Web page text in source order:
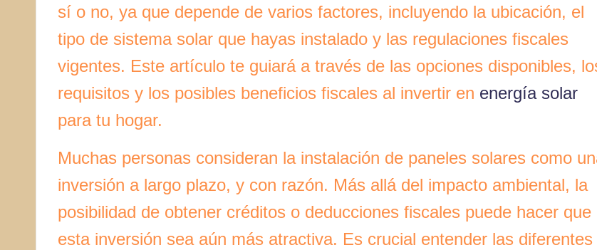
sí o no, ya que depende de varios factores, incluyendo la ubicación, el
tipo de sistema solar que hayas instalado y las regulaciones fiscales
vigentes. Este artículo te guiará a través de las opciones disponibles,
requisitos y los posibles beneficios fiscales al invertir en energía solar
para tu hogar.
Muchas personas consideran la instalación de paneles solares como
inversión a largo plazo, y con razón. Más allá del impacto ambiental, la
posibilidad de obtener créditos o deducciones fiscales puede hacer que
esta inversión sea aún más atractiva. Es crucial entender las diferentes